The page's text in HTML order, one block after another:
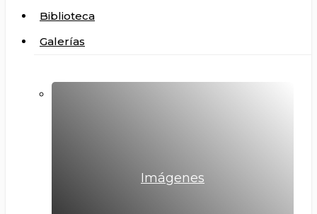
Biblioteca
Galerías
Imágenes